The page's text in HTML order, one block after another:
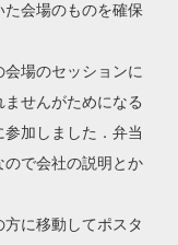
会場のものを確保
場のセッションに
せんがためになる
加しました．弁当
で会社の説明とか
に移動してポスタ